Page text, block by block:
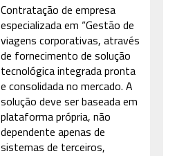
Contratação de empresa
especializada em “Gestão de
viagens corporativas, através
de fornecimento de solução
tecnológica integrada pronta
e consolidada no mercado. A
solução deve ser baseada em
plataforma própria, não
dependente apenas de
sistemas de terceiros,